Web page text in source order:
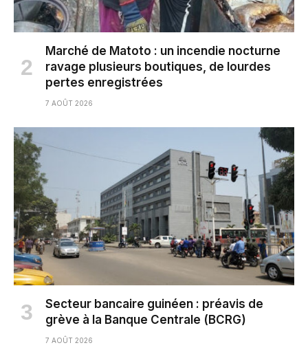
Marché de Matoto : un incendie nocturne
ravage plusieurs boutiques, de lourdes
pertes enregistrées
7 AOÛT 2026
Secteur bancaire guinéen : préavis de
grève à la Banque Centrale (BCRG)
7 AOÛT 2026